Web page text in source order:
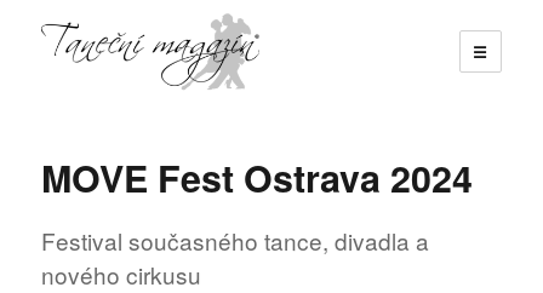
☰
MOVE Fest Ostrava 2024
Festival současného tance, divadla a
nového cirkusu